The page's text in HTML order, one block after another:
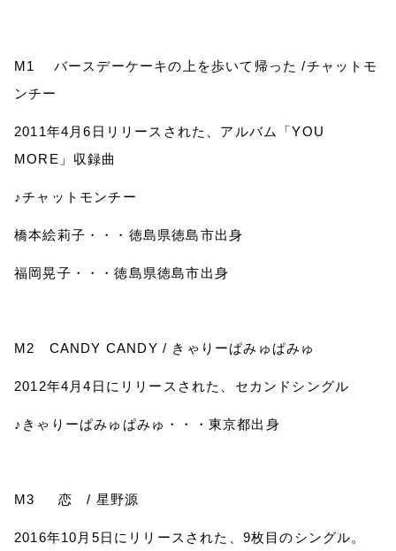
M1 バースデーケーキの上を歩いて帰った /チャットモ
ンチー
2011年4 月6 日リリースされた、アルバム「YOU
MORE 」収録曲
♪チャットモンチー
橋本絵莉子・・・徳島県徳島市出身
福岡晃子・・・徳島県徳島市出身
M2 CANDY CANDY / きゃりーぱみゅぱみゅ
2012年4 月4 日にリリースされた、セカンドシングル
♪きゃりーぱみゅぱみゅ・・・東京都出身
M3 恋/ 星野源
2016年10 月 5日にリリースされた、 9枚目のシングル。